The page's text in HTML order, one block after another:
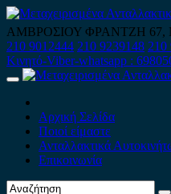
Skip
to
content
ΑΜΒΡΟΣΙΟΥ ΦΡΑΝΤΖΗ
210 9012444 210 9239148 210
Κινητό-Viber-whatsapp :
Primary
Αρχική Σελίδα
Ποιοί είμαστε
Ανταλλακτικά
Επικοινωνία